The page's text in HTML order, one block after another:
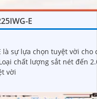
E
là sự lựa chọn tuyệt vời cho
vời